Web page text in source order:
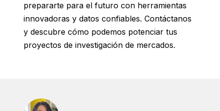
prepararte para el futuro con herramientas
innovadoras y datos confiables. Contáctanos
y descubre cómo podemos potenciar tus
proyectos de investigación de mercados.